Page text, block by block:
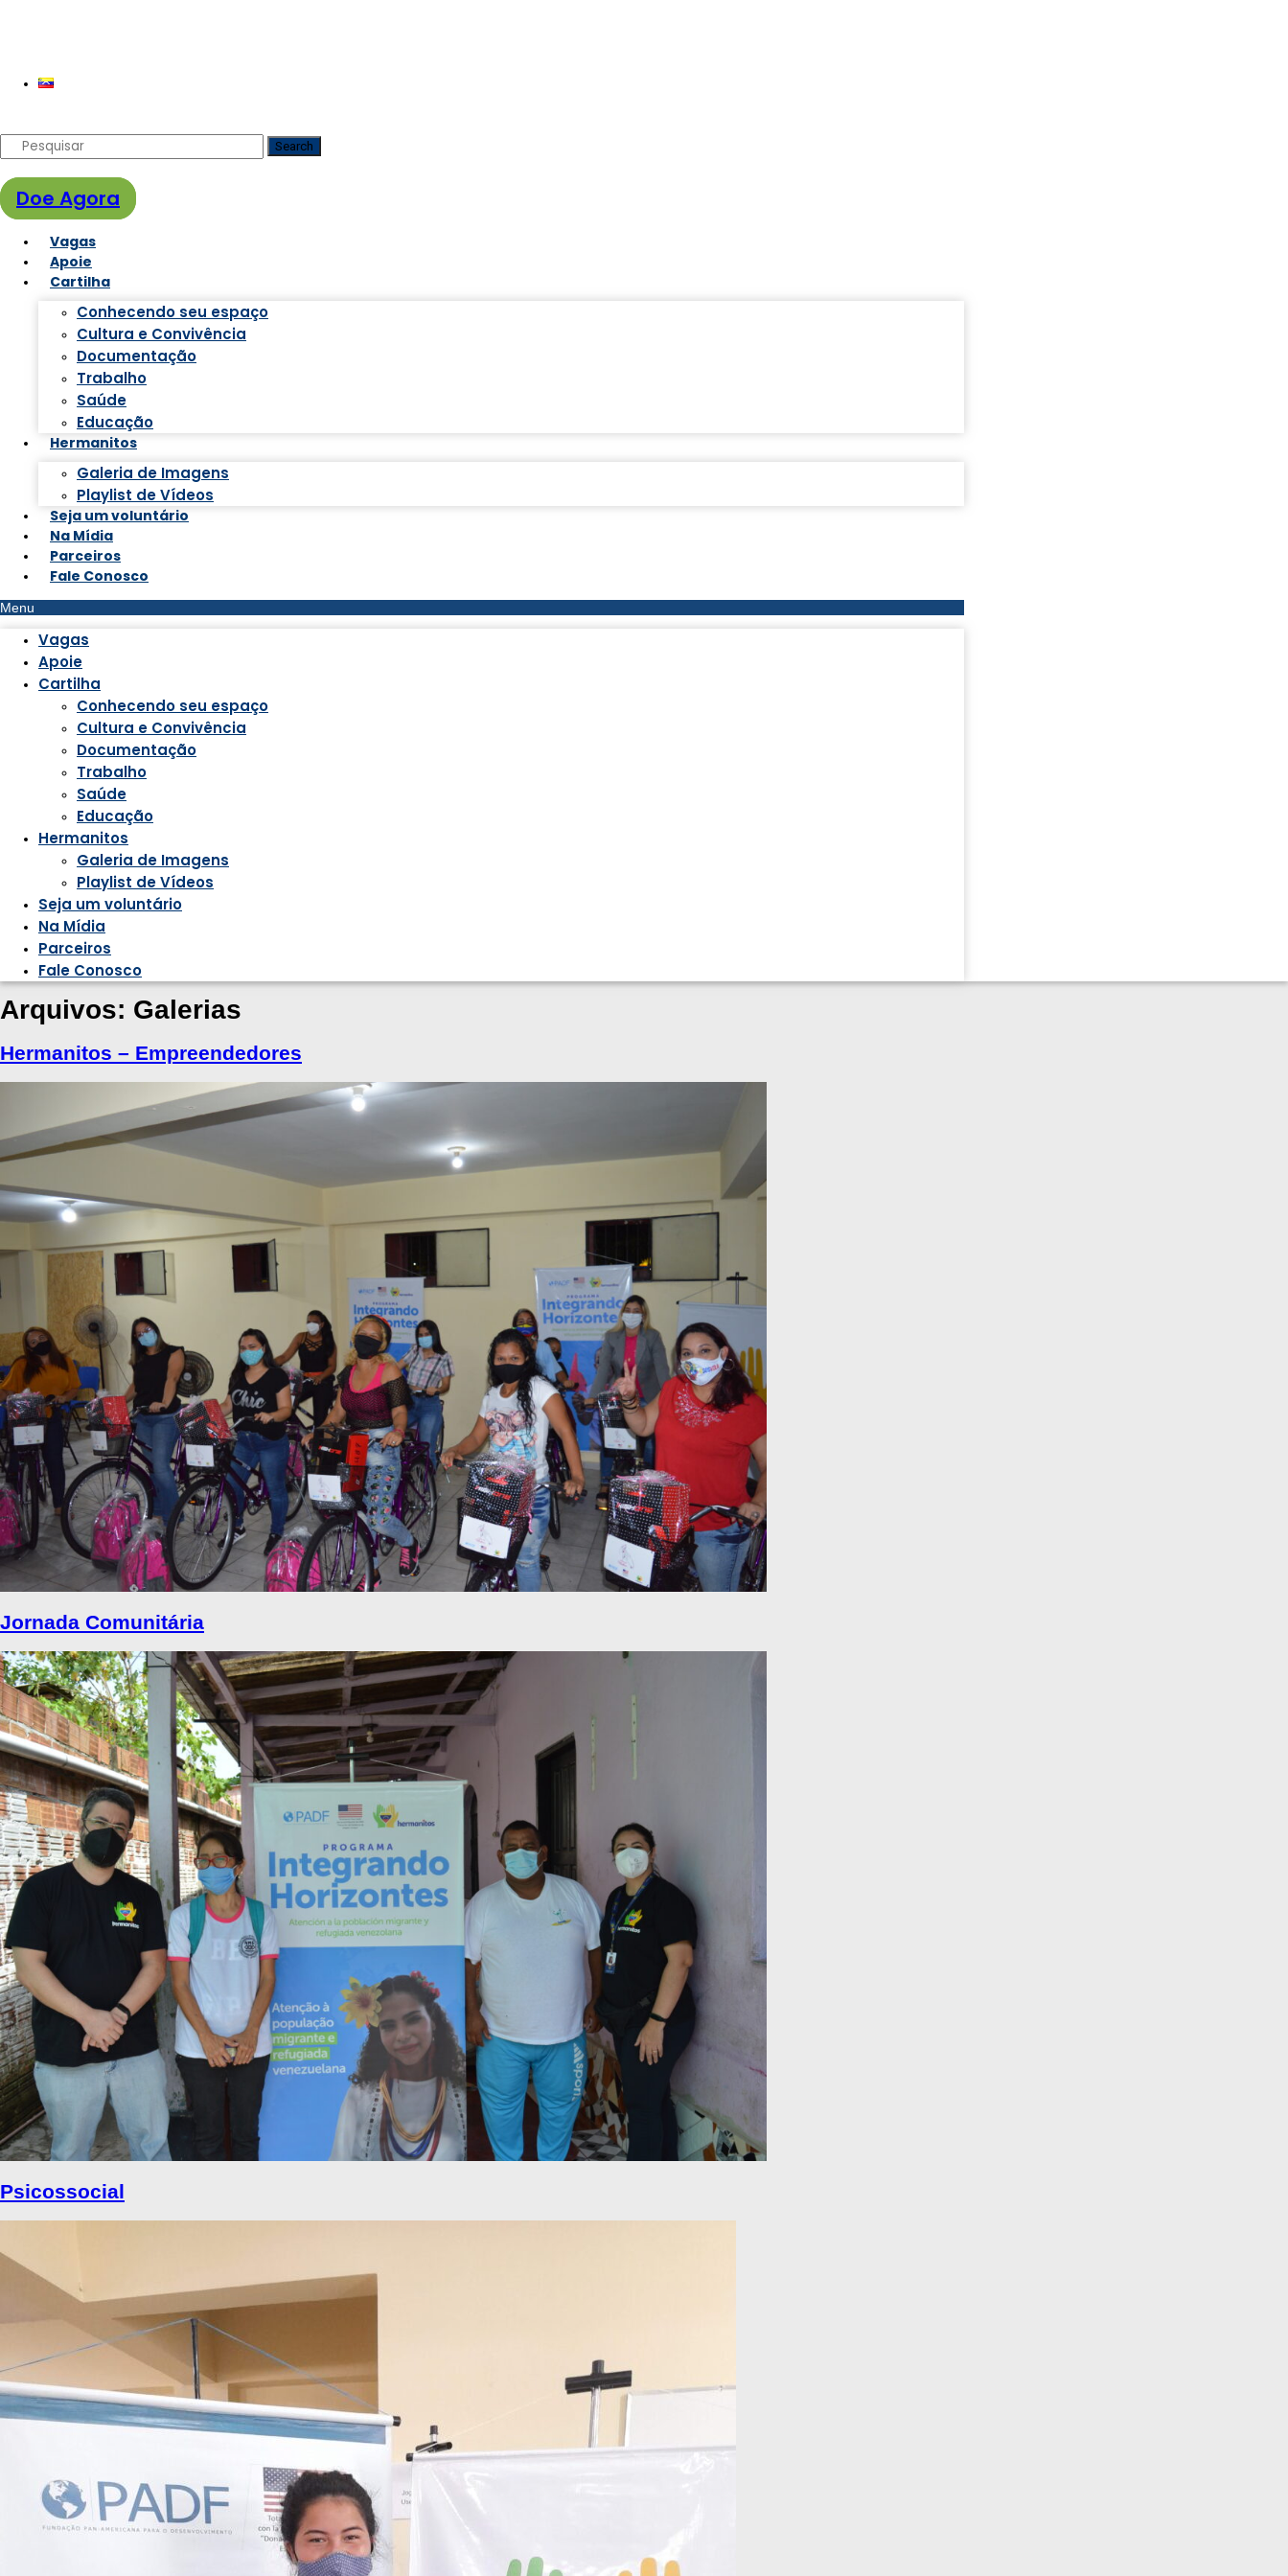
Search
Doe Agora
Vagas
Apoie
Cartilha
Conhecendo seu espaço
Cultura e Convivência
Documentação
Trabalho
Saúde
Educação
Hermanitos
Galeria de Imagens
Playlist de Vídeos
Seja um voluntário
Na Mídia
Parceiros
Fale Conosco
Menu
Vagas
Apoie
Cartilha
Conhecendo seu espaço
Cultura e Convivência
Documentação
Trabalho
Saúde
Educação
Hermanitos
Galeria de Imagens
Playlist de Vídeos
Seja um voluntário
Na Mídia
Parceiros
Fale Conosco
Arquivos: Galerias
Hermanitos – Empreendedores
Jornada Comunitária
Psicossocial